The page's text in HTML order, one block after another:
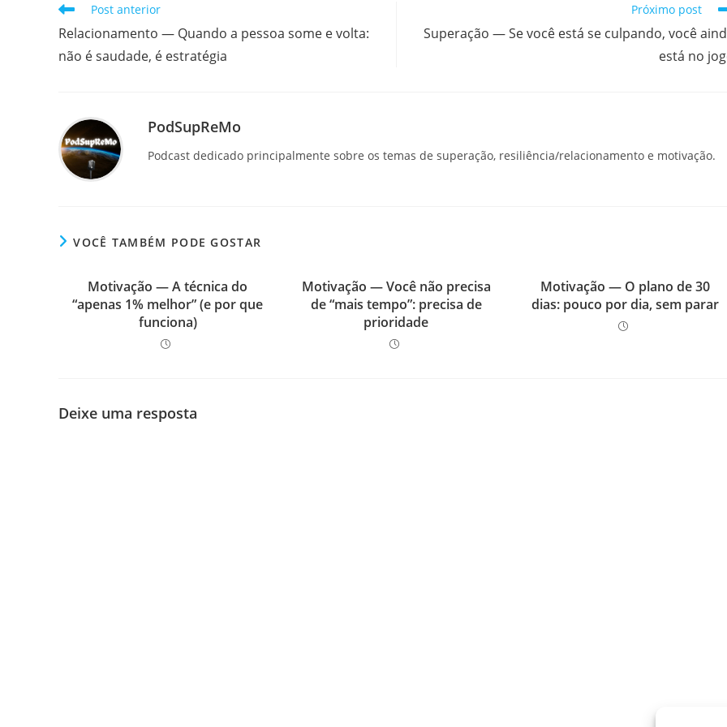
Leia
mais
artigos
Post anterior
Relacionamento — Quando a pessoa some e volta:
não é saudade, é estratégia
Próximo post
Superação — Se você está se culpando, você
está no
PodSupReMo
Podcast dedicado principalmente sobre os temas de superação, resiliência/relacionamento e motivação.
VOCÊ TAMBÉM PODE GOSTAR
Motivação — A técnica do
“apenas 1% melhor” (e por que
funciona)
Motivação — Você não precisa
de “mais tempo”: precisa de
prioridade
Motivação — O plano de 30
dias: pouco por dia, sem parar
Deixe uma resposta